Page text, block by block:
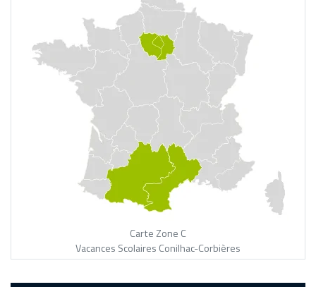
Carte Zone C
Vacances Scolaires Conilhac-Corbières